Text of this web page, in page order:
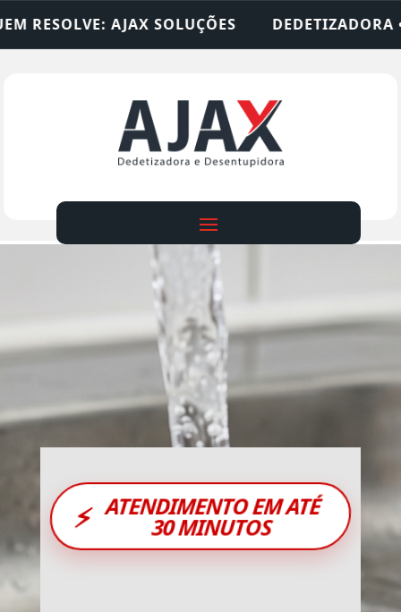
DEDETIZADORA • DESENTUPIDORA •
⚡ ATENDIMENTO EM ATÉ
30 MINUTOS